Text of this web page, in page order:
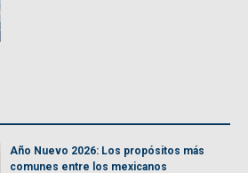
Año Nuevo 2026: Los propósitos más
comunes entre los mexicanos